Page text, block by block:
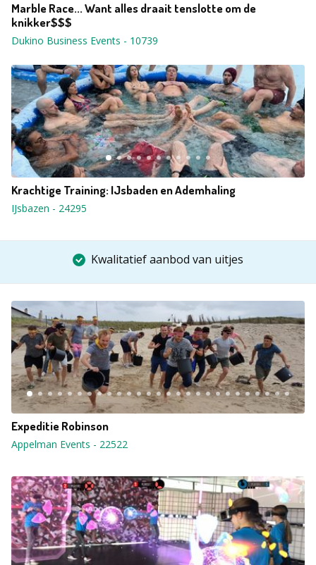
Marble Race... Want alles draait tenslotte om de
knikker$$$
Dukino Business Events - 10739
Krachtige Training: IJsbaden en Ademhaling
IJsbazen - 24295
Kwalitatief aanbod van uitjes
Expeditie Robinson
Appelman Events - 22522